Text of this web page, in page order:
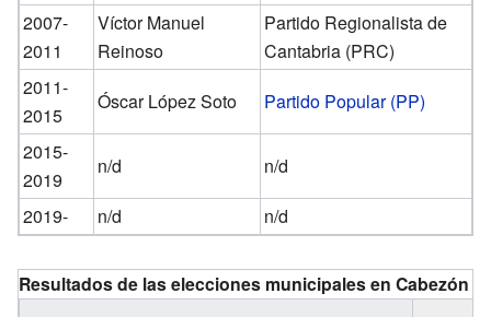
2007-
2011
Víctor Manuel
Reinoso
Partido Regionalista de
Cantabria (PRC)
2011-
2015
Óscar López Soto
Partido Popular (PP)
2015-
2019
n/d
n/d
2019-
n/d n/d
Resultados de las elecciones municipales en Cabezón